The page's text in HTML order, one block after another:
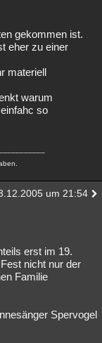
gekommen ist.
eher zu einer
materiell
warum
so
um 21:54
erst im 19.
nicht nur der
Familie
Spervogel